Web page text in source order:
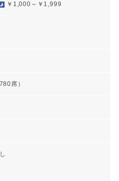
￥1,000～￥1,999
席）